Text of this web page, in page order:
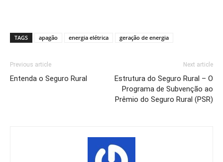
TAGS apagão energia elétrica geração de energia
Previous article
Entenda o Seguro Rural
Next article
Estrutura do Seguro Rural – O
Programa de Subvenção ao
Prêmio do Seguro Rural (PSR)